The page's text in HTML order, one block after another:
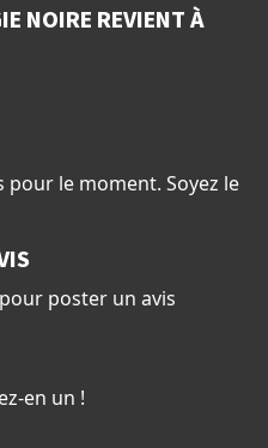
NOIRE REVIENT À
le moment. Soyez le
poster un avis
en un !